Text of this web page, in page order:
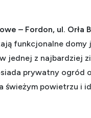
– Fordon, ul. Orła
funkcjonalne domy
jednej z najbardziej
prywatny ogród
powietrzu i